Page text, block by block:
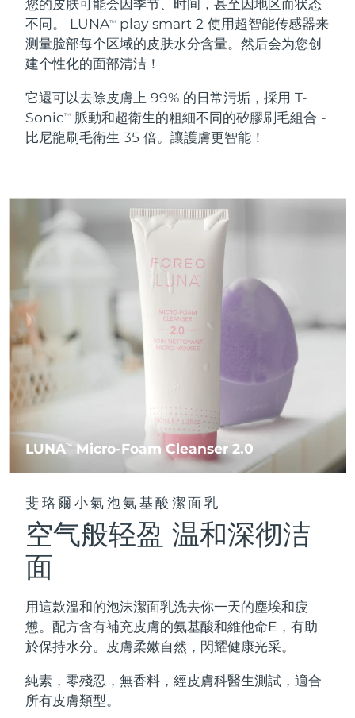
您的皮肤可能会因季节、时间，甚至因地区而状态
不同。 LUNATM
play smart 2 使用超智能传感器来
测量脸部每个区域的皮肤水分含量。然后会为您创
建个性化的面部清洁！
它還可以去除皮膚上 99% 的日常污垢，採用 T-
SonicTM
脈動和超衛生的粗細不同的矽膠刷毛組合 -
比尼龍刷毛衛生 35 倍。讓護膚更智能！
LUNATM Micro-Foam Cleanser 2.0
斐珞爾小氣泡氨基酸潔面乳
空气般轻盈 温和深彻洁
面
用這款溫和的泡沫潔面乳洗去你一天的塵埃和疲
憊。配方含有補充皮膚的氨基酸和維他命E，有助
於保持水分。皮膚柔嫩自然，閃耀健康光采。
純素，零殘忍，無香料，經皮膚科醫生測試，適合
所有皮膚類型。
面部清潔
LUNA™ 4 套裝
Anti-aging massage
LUNA™ 4 Plus
LUNA™ 4 Men
For men, anti-aging massage
LUNA™ 4 mini
For young skin, T-zone
LUNA™ 4 go
LUNA™護膚
Premium cleansers & balm
LUNA™ 設備
All facial cleansing devices
緊致提拉
BEAR™ 2 套裝
Microcurrent toning
BEAR™ 2 go
BEAR™ 2 eyes & lips
Microcurrent line smoothing device
面部提拉護理
Premium anti-aging skincare
BEAR™ 設備
補水保濕
UFO™ 3 套裝
UFO™ 3 LED
Near-infrared and red light therapy
UFO™ 3 mini
Red light therapy device for young skin
Portable red light therapy
面膜
UFO™ 設備
口腔護理
issa™ 4
issa™ 4 plus
Smart hybrid silicone sonic toothbrush
issa™ 4 smile
Hybrid silicone sonic toothbrush
For ages 0-3
issa™ Teeth Whitening Set
ISSA™ 設備
抗老
FAQ™ 101
Clinical anti-aging
FAQ™ 102
FAQ™ 103
Luxurious clinical anti-aging set
FAQ™ P1 Primer
Manuka honey primer
FAQ™護膚品
All FAQ™ skincare
FAQ™產品
All anti-aging treatments
LED 護理
NEW
FAQ™ 201
FAQ™ 202
FAQ™ 211
Anti-aging neck & décolleté LED mask
FAQ™ 221
Anti-aging LED hand mask
FAQ™護膚品
All FAQ™ skincare
FAQ™產品
All LED treatments
生髮
LED hair strengthening scalp massager
FAQ™ Scalp Serum
FAQ™護膚品
FAQ™產品
All hair treatments
肌膚年輕化
Full-Spectrum Red Light Therapy
FAQ™ 502
FAQ™ Red Light Serum
FAQ™ skincare
All FAQ™ skincare
FAQ™ products
保健品
NEW
專業治療
PEACH™ 2 Pro Max
Professional IPL hair removal device
PEACH™ 2
BEAR™ 2 body
Microcurrent body toning
LUNA™ 4 body
痘肌護理 眼部護理
比利時 預計送達日期8/10/26
百慕達
波士尼亞與赫塞哥維納 預計送達日期 8/13/26
汶萊 預計送達日期
加拿大 預計送達日期
智利
中國 預計送達日期
哥倫比亞 8/14/26
克羅埃西亞 8/10/26
賽普勒斯 預計送達日期
捷克 8/10/26
丹麥 預計送達日期8/10/26
愛沙尼亞
芬蘭 預計送達日期 8/10/26
法屬玻里尼西亞 預計送達日期 8/14/26
直布羅陀